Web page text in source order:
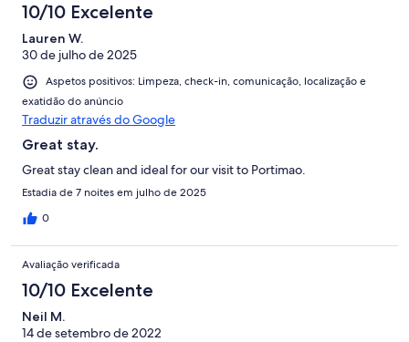
10/10 Excelente
Lauren W.
30 de julho de 2025
Aspetos positivos: Limpeza, check-in, comunicação, localização e
exatidão do anúncio
Traduzir através do Google
Great stay.
Great stay clean and ideal for our visit to Portimao.
Estadia de 7 noites em julho de 2025
0
Avaliação verificada
10/10 Excelente
Neil M.
14 de setembro de 2022